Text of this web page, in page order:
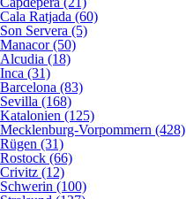
Cala Ratjada (60)
Son Servera (5)
Manacor (50)
Alcudia (18)
Inca (31)
Barcelona (83)
Sevilla (168)
Katalonien (125)
Mecklenburg-Vorpommern (428)
Rügen (31)
Rostock (66)
Crivitz (12)
Schwerin (100)